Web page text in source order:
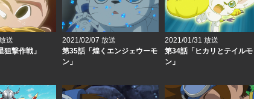
送
狙撃作戦」
2021/02/07 放送
第35話「煌くエンジェウーモ
ン」
2021/01/31 放送
第34話「ヒカリとテイルモ
ン」